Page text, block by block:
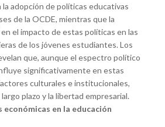
adopción de políticas educativas
de la OCDE, mientras que la
el impacto de estas políticas en las
de los jóvenes estudiantes. Los
que, aunque el espectro político
significativamente en estas
culturales e institucionales,
plazo y la libertad empresarial.
económicas en la educación